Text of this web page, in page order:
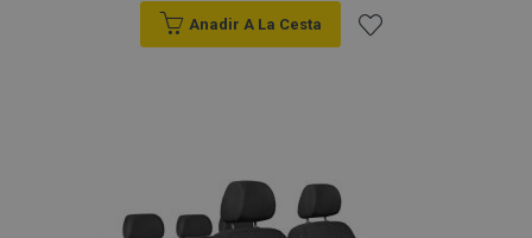
Anadir A La Cesta